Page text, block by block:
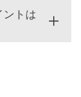
トは